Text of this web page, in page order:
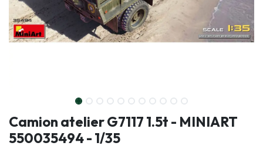
Camion atelier G7117 1.5t - MINIART
550035494 - 1/35